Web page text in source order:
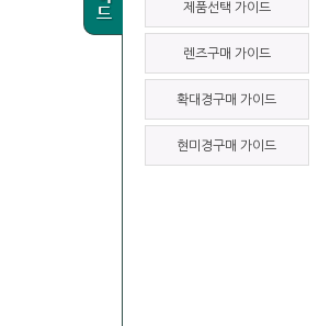
제품선택 가이드
렌즈구매 가이드
확대경구매 가이드
현미경구매 가이드